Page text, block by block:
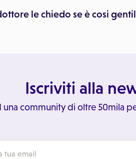
le chiedo se è cosi
Iscriviti alla
una community di oltre 50mila